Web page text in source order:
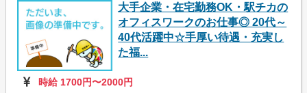
大手企業・在宅勤務OK・駅チカの
オフィスワークのお仕事◎ 20代～
40代活躍中☆手厚い待遇・充実し
た福...
時給 1700円〜2000円